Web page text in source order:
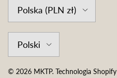
Polska (PLN zł)
Polski
© 2026 MKTP. Technologia Shopify